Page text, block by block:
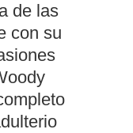
de las
con su